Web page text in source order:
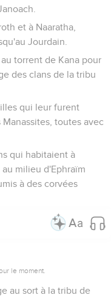
et à Naaratha,
Jourdain.
torrent de Kana pour
des clans de la tribu
qui leur furent
toutes avec
qui habitaient à
milieu d'Ephraïm
à des corvées
le moment.
au sort à la tribu de